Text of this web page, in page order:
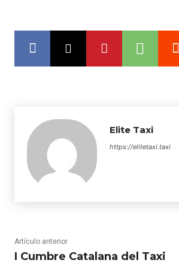
Elite Taxi
https://elitetaxi.taxi
Artículo anterior
I Cumbre Catalana del Taxi